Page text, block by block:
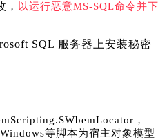
， 以运行恶意MS-SQL命令并下
，
等脚本为宿主对象模型